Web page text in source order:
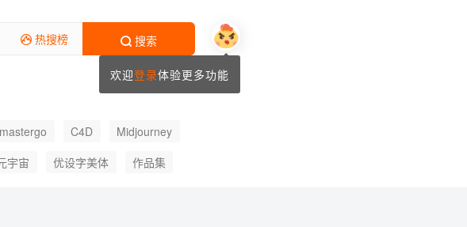
热搜榜
搜索
mastergo C4D
Midjourney
宇宙 优设字美体
作品集
欢迎登录体验更多功能